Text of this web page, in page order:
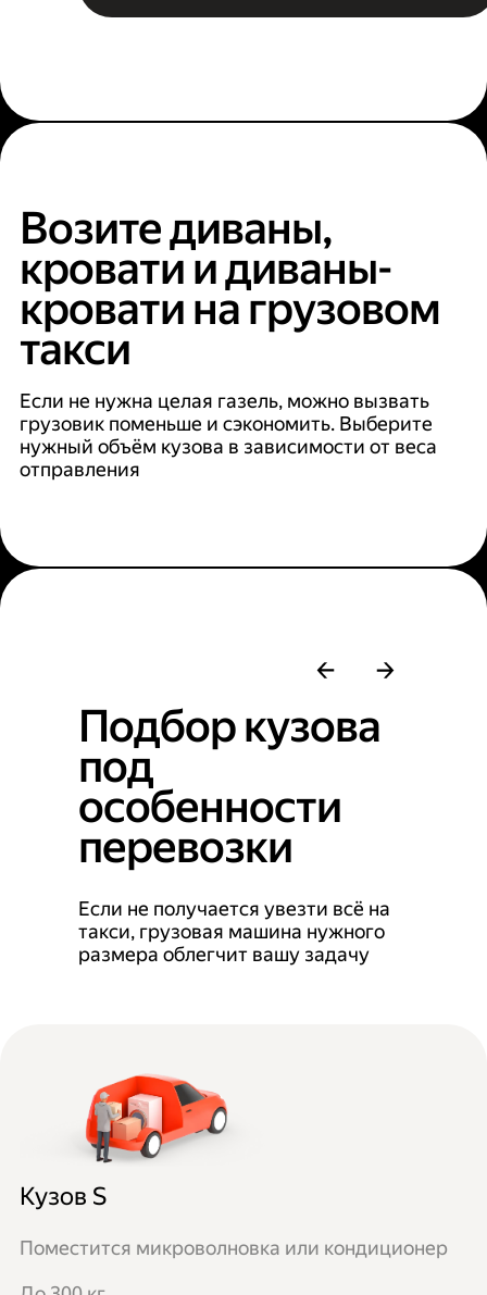
Возите диваны,
кровати и диваны-
кровати на грузовом
такси
Если не нужна целая газель, можно вызвать
грузовик поменьше и сэкономить. Выберите
нужный объём кузова в зависимости от веса
отправления
Подбор кузова
под
особенности
перевозки
Если не получается увезти всё на
такси, грузовая машина нужного
размера облегчит вашу задачу
Кузов S
Поместится микроволновка или кондиционер